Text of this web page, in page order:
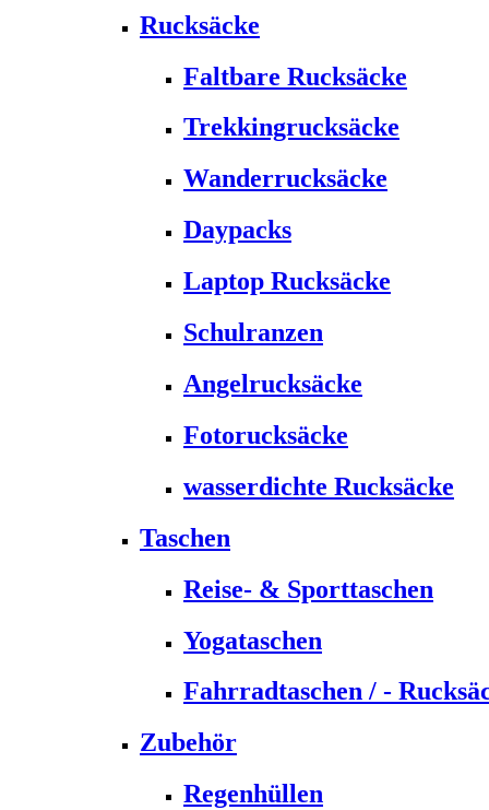
Rucksäcke
Faltbare Rucksäcke
Trekkingrucksäcke
Wanderrucksäcke
Daypacks
Laptop Rucksäcke
Schulranzen
Angelrucksäcke
Fotorucksäcke
wasserdichte Rucksäcke
Taschen
Reise- & Sporttaschen
Yogataschen
Fahrradtaschen / -
Zubehör
Regenhüllen